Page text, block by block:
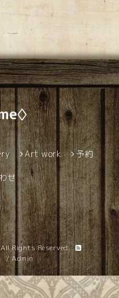
Art work 予約
せ
Rights Reserved.
/Admin